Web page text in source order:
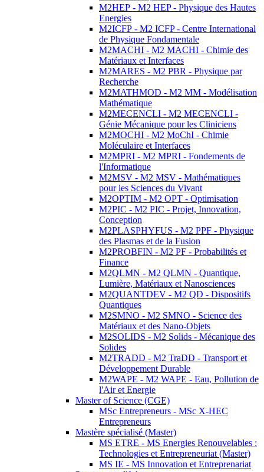
M2HEP - M2 HEP - Physique des Hautes
Energies
M2ICFP - M2 ICFP - Centre International
de Physique Fondamentale
M2MACHI - M2 MACHI - Chimie des
Matériaux et Interfaces
M2MARES - M2 PBR - Physique par
Recherche
M2MATHMOD - M2 MM - Modélisation
Mathématique
M2MECENCLI - M2 MECENCLI -
Génie Mécanique pour les Cliniciens
M2MOCHI - M2 MoChI - Chimie
Moléculaire et Interfaces
M2MPRI - M2 MPRI - Fondements de
l'Informatique
M2MSV - M2 MSV - Mathématiques
pour les Sciences du Vivant
M2OPTIM - M2 OPT - Optimisation
M2PIC - M2 PIC - Projet, Innovation,
Conception
M2PLASPHYFUS - M2 PPF - Physique
des Plasmas et de la Fusion
M2PROBFIN - M2 PF - Probabilités et
Finance
M2QLMN - M2 QLMN - Quantique,
Lumière, Matériaux et Nanosciences
M2QUANTDEV - M2 QD - Dispositifs
Quantiques
M2SMNO - M2 SMNO - Science des
Matériaux et des Nano-Objets
M2SOLIDS - M2 Solids - Mécanique des
Solides
M2TRADD - M2 TraDD - Transport et
Développement Durable
M2WAPE - M2 WAPE - Eau, Pollution de
l'Air et Energie
Master of Science (CGE)
MSc Entrepreneurs - MSc X-HEC
Entrepreneurs
Mastère spécialisé (Master)
MS ETRE - MS Energies Renouvelables :
Technologies et Entrepreneuriat (Master)
MS IE - MS Innovation et Entreprenariat